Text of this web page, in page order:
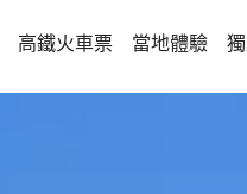
高鐵火車票 當地體驗